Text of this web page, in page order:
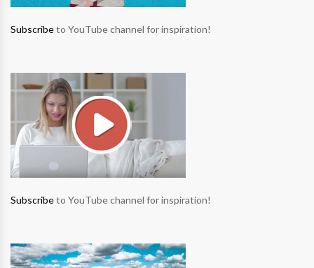
Subscribeto YouTube channel for inspiration!
Subscribeto YouTube channel for inspiration!